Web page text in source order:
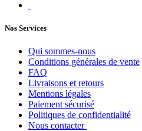
Nos Services
Qui sommes-nous
Conditions générales de vente
FAQ
Livraisons et retours
Mentions légales
Paiement sécurisé
Politiques de confidentialité
Nous contacter